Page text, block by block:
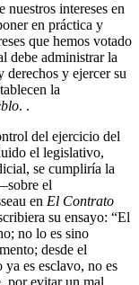
nuestros intereses en
en práctica y
que hemos votado
debe administrar la
derechos y ejercer su
la
. .
del ejercicio del
el legislativo,
se cumpliría la
el
en El Contrato
su ensayo: “El
no lo es sino
desde el
es esclavo, no es
por evitar un mal